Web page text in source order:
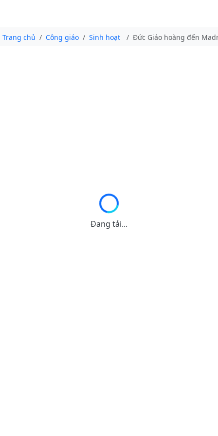
Trang chủ Công giáo Sinh hoạt Đức Giáo hoàng đến
Đang tải...